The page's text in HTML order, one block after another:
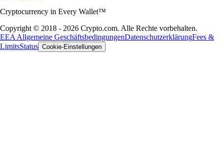
Cryptocurrency in Every Wallet™
Copyright © 2018 - 2026 Crypto.com. Alle Rechte vorbehalten.
EEA Allgemeine GeschäftsbedingungenDatenschutzerklärungFees &
LimitsStatus Cookie-Einstellungen